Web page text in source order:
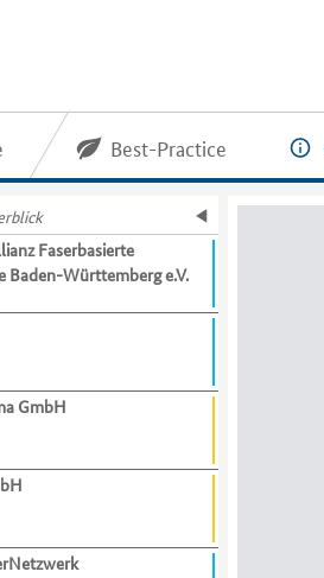
Best-Practice
Faserbasierte
Baden-Württemberg e.V.
GmbH